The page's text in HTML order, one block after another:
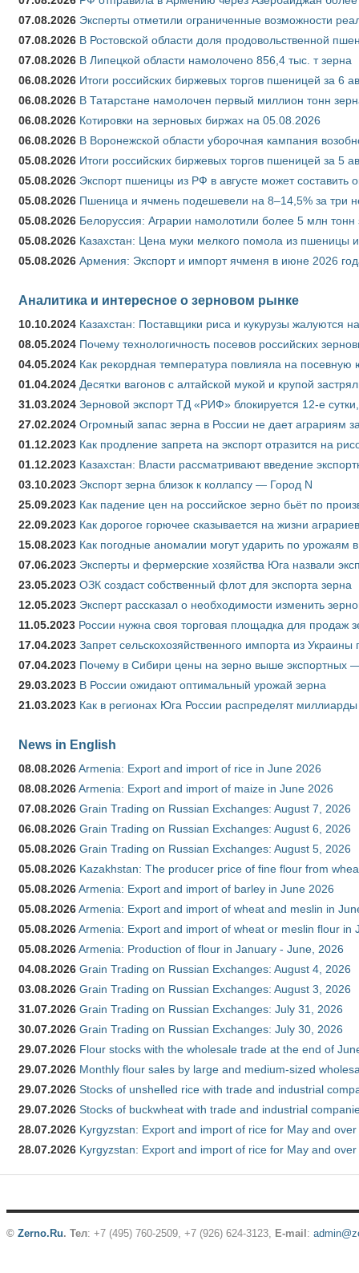
07.08.2026 Эксперты отметили ограниченные возможности
07.08.2026 В Ростовской области доля продовольственной
07.08.2026 В Липецкой области намолочено 856,4 тыс. т зерна
06.08.2026 Итоги российских биржевых торгов пшеницей за 6
06.08.2026 В Татарстане намолочен первый миллион тонн
06.08.2026 Котировки на зерновых биржах на 05.08.2026
06.08.2026 В Воронежской области уборочная кампания
05.08.2026 Итоги российских биржевых торгов пшеницей за 5
05.08.2026 Экспорт пшеницы из РФ в августе может составить
05.08.2026 Пшеница и ячмень подешевели на 8–14,5% за три
05.08.2026 Белоруссия: Аграрии намолотили более 5 млн тонн
05.08.2026 Казахстан: Цена муки мелкого помола из пшеницы
05.08.2026 Армения: Экспорт и импорт ячменя в июне 2026
Аналитика и интересное о зерновом рынке
10.10.2024 Казахстан: Поставщики риса и кукурузы жалуются
08.05.2024 Почему технологичность посевов российских
04.05.2024 Как рекордная температура повлияла на
01.04.2024 Десятки вагонов с алтайской мукой и крупой
31.03.2024 Зерновой экспорт ТД «РИФ» блокируется 12-е
27.02.2024 Огромный запас зерна в России не дает аграриям
01.12.2023 Как продление запрета на экспорт отразится на
01.12.2023 Казахстан: Власти рассматривают введение
03.10.2023 Экспорт зерна близок к коллапсу — Город N
25.09.2023 Как падение цен на российское зерно бьёт по
22.09.2023 Как дорогое горючее сказывается на жизни аграриев
15.08.2023 Как погодные аномалии могут ударить по урожаям
07.06.2023 Эксперты и фермерские хозяйства Юга назвали
23.05.2023 ОЗК создаст собственный флот для экспорта зерна
12.05.2023 Эксперт рассказал о необходимости изменить
11.05.2023 России нужна своя торговая площадка для продаж
17.04.2023 Запрет сельскохозяйственного импорта из
07.04.2023 Почему в Сибири цены на зерно выше экспортных
29.03.2023 В России ожидают оптимальный урожай зерна
21.03.2023 Как в регионах Юга России распределят
News in English
08.08.2026Armenia: Export and import of rice in June 2026
08.08.2026Armenia: Export and import of maize in June 2026
07.08.2026 Grain Trading on Russian Exchanges: August 7, 2026
06.08.2026 Grain Trading on Russian Exchanges: August 6, 2026
05.08.2026 Grain Trading on Russian Exchanges: August 5, 2026
05.08.2026 Kazakhstan: The producer price of fine flour from
05.08.2026Armenia: Export and import of barley in June 2026
05.08.2026Armenia: Export and import of wheat and meslin in
05.08.2026Armenia: Export and import of wheat or meslin flour in
05.08.2026Armenia: Production of flour in January - June, 2026
04.08.2026 Grain Trading on Russian Exchanges: August 4, 2026
03.08.2026 Grain Trading on Russian Exchanges: August 3, 2026
31.07.2026 Grain Trading on Russian Exchanges: July 31, 2026
30.07.2026 Grain Trading on Russian Exchanges: July 30, 2026
29.07.2026 Flour stocks with the wholesale trade at the end of
29.07.2026 Monthly flour sales by large and medium-sized
29.07.2026 Stocks of unshelled rice with trade and industrial
29.07.2026 Stocks of buckwheat with trade and industrial
28.07.2026 Kyrgyzstan: Export and import of rice for May and
28.07.2026 Kyrgyzstan: Export and import of rice for May and
© Zerno.Ru. Тел: +7 (495) 760-2509, +7 (926) 624-3123, E-mail :